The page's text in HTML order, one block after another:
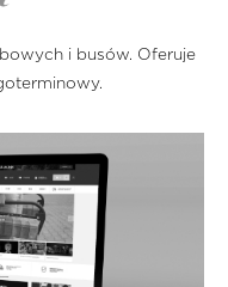
i busów. Oferuje